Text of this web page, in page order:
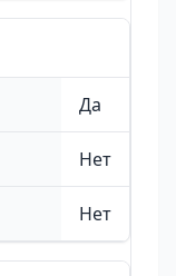
Да
Нет
Нет